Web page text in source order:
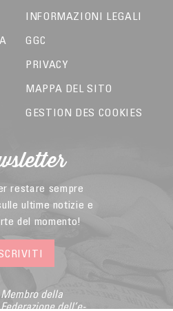
INFORMAZIONI LEGALI
GGC
PRIVACY
MAPPA DEL SITO
GESTION DES COOKIES
restare sempre
ultime notizie e
del momento!
Membro della
Federazione dell’e-